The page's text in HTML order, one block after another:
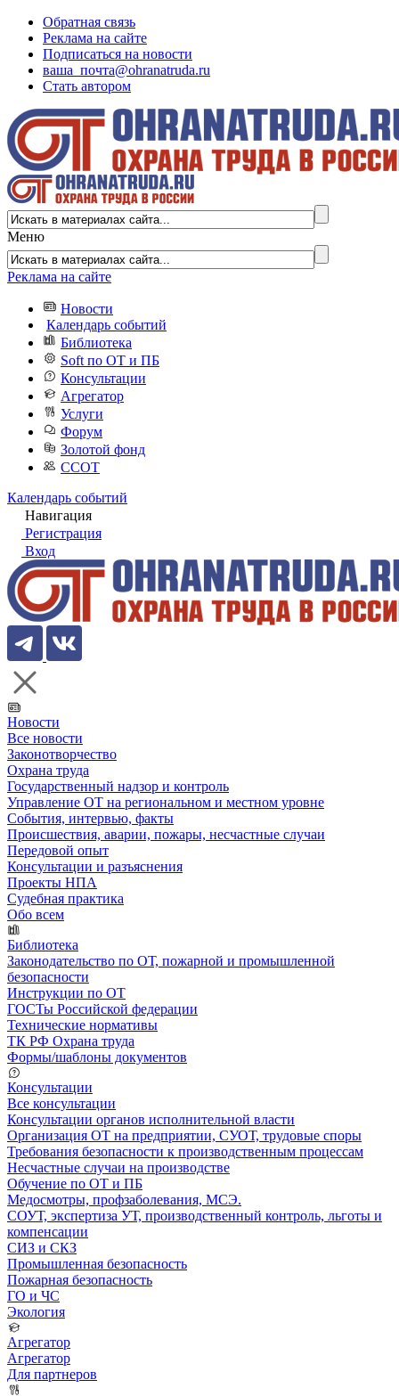
Обратная связь
Реклама на сайте
Подписаться на новости
ваша_почта@ohranatruda.ru
Стать автором
Меню
Реклама на сайте
Новости
Календарь событий
Библиотека
Soft по ОТ и ПБ
Консультации
Агрегатор
Услуги
Форум
Золотой фонд
ССОТ
Календарь событий
Навигация
Регистрация
Вход
Новости
Все новости
Законотворчество
Охрана труда
Государственный надзор и контроль
Управление ОТ на региональном и местном уровне
События, интервью, факты
Происшествия, аварии, пожары, несчастные случаи
Передовой опыт
Консультации и разъяснения
Проекты НПА
Судебная практика
Обо всем
Библиотека
Законодательство по ОТ, пожарной и промышленной
безопасности
Инструкции по ОТ
ГОСТы Российской федерации
Технические нормативы
ТК РФ Охрана труда
Формы/шаблоны документов
Консультации
Все консультации
Консультации органов исполнительной власти
Организация ОТ на предприятии, СУОТ, трудовые споры
Требования безопасности к производственным процессам
Несчастные случаи на производстве
Обучение по ОТ и ПБ
Медосмотры, профзаболевания, МСЭ.
СОУТ, экспертиза УТ, производственный контроль, льготы и
компенсации
СИЗ и СКЗ
Промышленная безопасность
Пожарная безопасность
ГО и ЧС
Экология
Агрегатор
Агрегатор
Для партнеров